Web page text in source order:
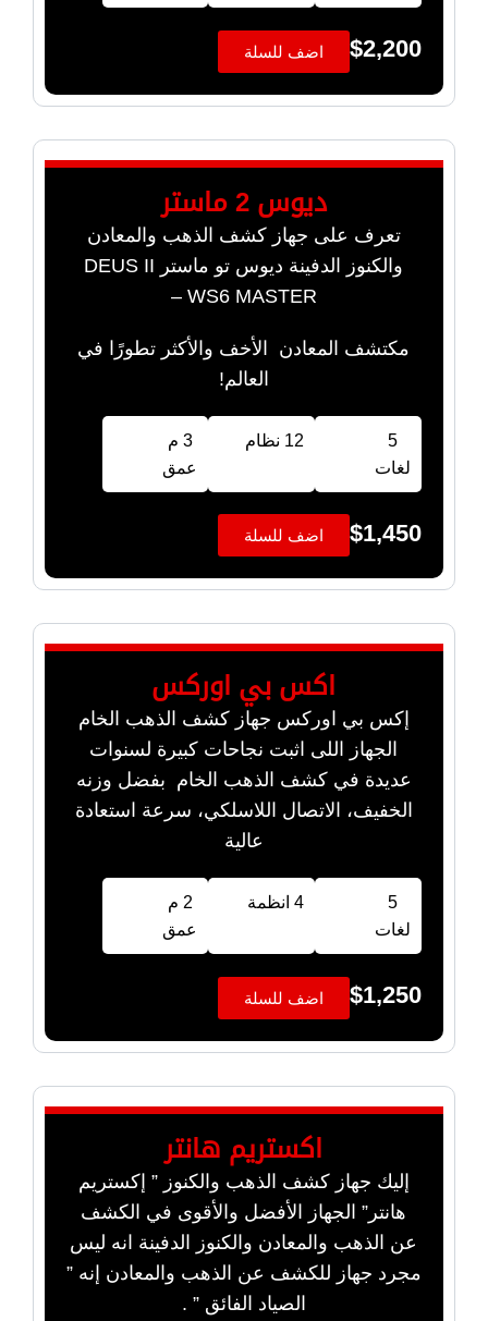
$2,200 اضف للسلة
ديوس 2 ماستر
تعرف على جهاز كشف الذهب والمعادن
والكنوز الدفينة ديوس تو ماستر DEUS II
WS6 MASTER –
مكتشف المعادن الأخف والأكثر تطورًا في
العالم!
5
لغات
12 نظام
3 م
عمق
$1,450 اضف للسلة
اكس بي اوركس
إكس بي اوركس جهاز كشف الذهب الخام
الجهاز اللى اثبت نجاحات كبيرة لسنوات
عديدة في كشف الذهب الخام بفضل وزنه
الخفيف، الاتصال اللاسلكي، سرعة استعادة
عالية
5
لغات
4 انظمة
2 م
عمق
$1,250 اضف للسلة
اكستريم هانتر
إليك جهاز كشف الذهب والكنوز ” إكستريم
هانتر” الجهاز الأفضل والأقوى في الكشف
عن الذهب والمعادن والكنوز الدفينة انه ليس
مجرد جهاز للكشف عن الذهب والمعادن إنه ”
الصياد الفائق ” .